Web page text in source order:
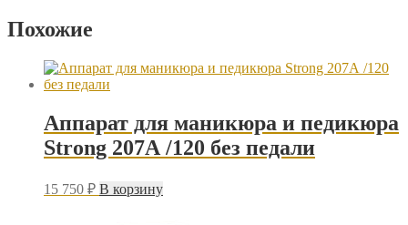
Похожие
Аппарат для маникюра и педикюра
Strong 207А /120 без педали
15 750 ₽ В корзину